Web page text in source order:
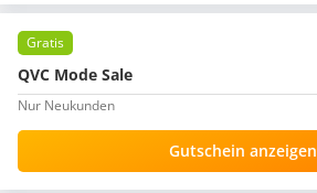
Gratis
QVC Mode Sale
Nur Neukunden
Gutschein anzeigen